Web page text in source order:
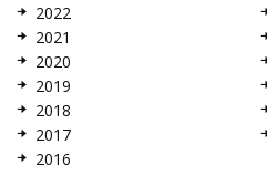
2022
2021
2020
2019
2018
2017
2016